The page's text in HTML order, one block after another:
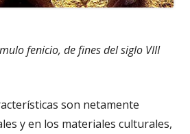
fenicio, de fines del siglo VIII
son netamente
y en los materiales culturales,